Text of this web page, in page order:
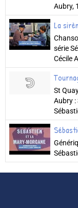
Aubry,
La
série
Cécile
St
Aubry :